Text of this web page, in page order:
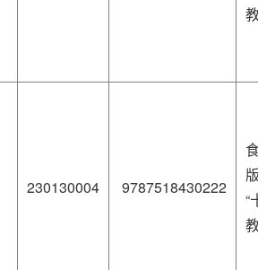
230130004 9787518430222
“